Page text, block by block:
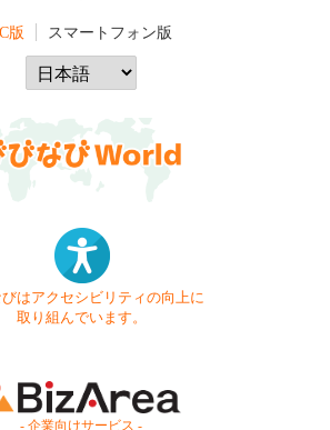
版 スマートフォン版
はアクセシビリティの向上に
取り組んでいます。
- 企業向けサービス -